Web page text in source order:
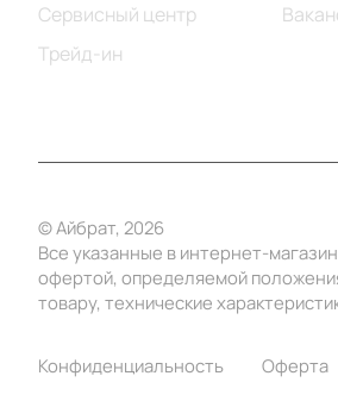
Сервисный центр
Трейд-ин
© Айбрат, 2026
Все указанные в интернет-
офертой, определяемой
товару, технические
Конфиденциальность Оферта